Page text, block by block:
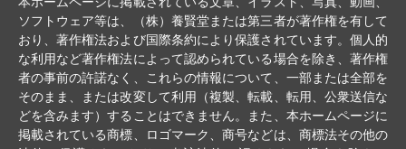
ソフトウェア等は、（株）養賢堂または第三者が著作権を有して
おり、著作権法および国際条約により保護されています。個人的
な利用など著作権法によって認められている場合を除き、著作権
者の事前の許諾なく、これらの情報について、一部または全部を
そのまま、または改変して利用（複製、転載、転用、公衆送信な
どを含みます）することはできません。また、本ホームページに
掲載されている商標、ロゴマーク、商号などは、商標法その他の